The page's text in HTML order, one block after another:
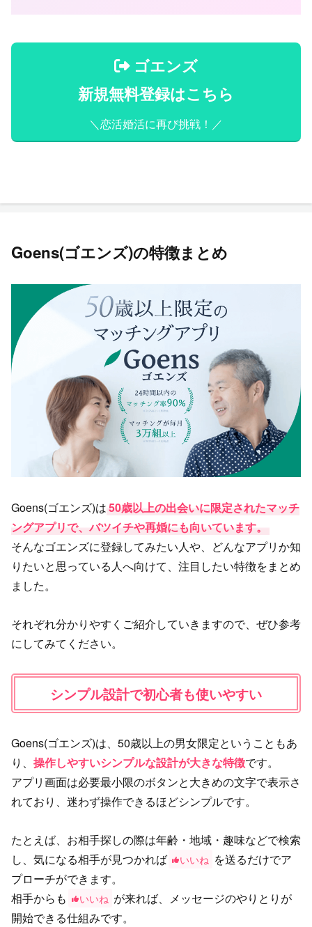
ゴエンズ
新規無料登録はこちら
＼恋活婚活に再び挑戦！／
Goens(ゴエンズ)の特徴まとめ
Goens(ゴエンズ)は50歳以上の出会いに限定されたマッチ
ングアプリで、バツイチや再婚にも向いています。
そんなゴエンズに登録してみたい人や、どんなアプリか知
りたいと思っている人へ向けて、注目したい特徴をまとめ
ました。
それぞれ分かりやすくご紹介していきますので、ぜひ参考
にしてみてください。
シンプル設計で初心者も使いやすい
Goens(ゴエンズ)は、50歳以上の男女限定ということもあ
り、 操作しやすいシンプルな設計が大きな特徴です。
アプリ画面は必要最小限のボタンと大きめの文字で表示さ
れており、迷わず操作できるほどシンプルです。
たとえば、お相手探しの際は年齢・地域・趣味などで検索
し、気になる相手が見つかれば
いいね を送るだけでア
プローチができます。
相手からも
いいね が来れば、メッセージのやりとりが
開始できる仕組みです。